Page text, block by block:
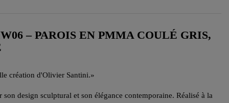
– PAROIS EN PMMA COULÉ GRIS,
création d'Olivier Santini.»
design sculptural et son élégance contemporaine. Réalisé à la